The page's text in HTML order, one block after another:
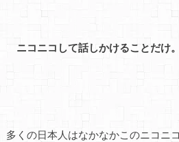
ニコニコして話しかけることだけ。
多くの日本人はなかなかこのニコニ